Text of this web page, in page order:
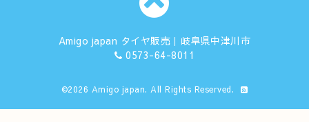
Amigo japan タイヤ販売｜岐阜県中津川市
0573-64-8011
©2026 Amigo japan. All Rights Reserved.